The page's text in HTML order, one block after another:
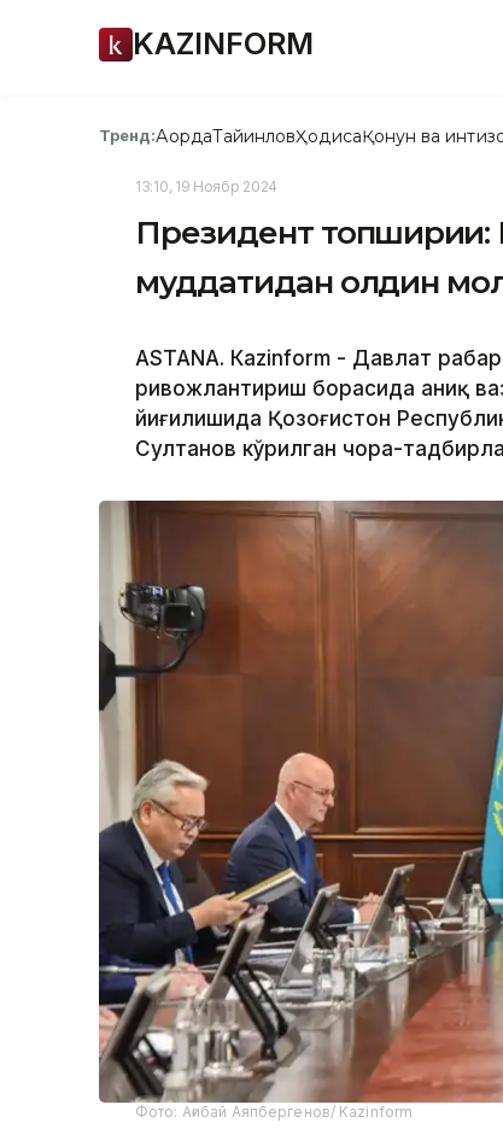
KAZINFORM
Тренд:АқордаТайинловҲодисаҚонун ва
13:10, 19 Ноябр 2024
Президент
муддатидан олдин
ASTANА. Кazinform - Давлат
ривожлантириш борасида аниқ
йиғилишида Қозоғистон
Султанов кўрилган чора-
Фото: Ағибай Аяпбергенов/ Kazinform